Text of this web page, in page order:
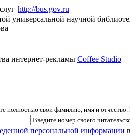
http://bus.gov.ru
универсальной научной
интернет-рекламы Coffee Studio
полностью свои фамилию, имя и
Введите номер своего
персональной информации